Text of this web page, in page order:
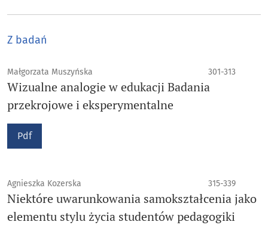
Z badań
Małgorzata Muszyńska 301-313
Wizualne analogie w edukacji Badania
przekrojowe i eksperymentalne
Pdf
Agnieszka Kozerska 315-339
Niektóre uwarunkowania samokształcenia jako
elementu stylu życia studentów pedagogiki